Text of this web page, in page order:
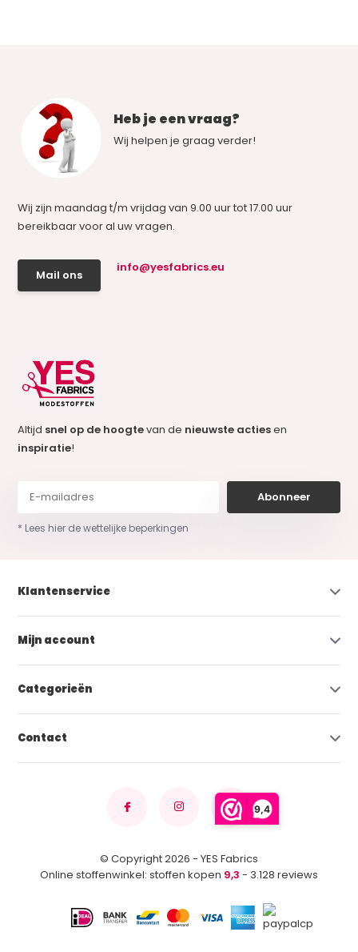
9,4
Heb je een vraag?
Wij helpen je graag verder!
Wij zijn maandag t/m vrijdag van 9.00 uur tot 17.00 uur
bereikbaar voor al uw vragen.
Mail ons
info@yesfabrics.eu
Altijd snel op de hoogtevan de nieuwste actiesen
inspiratie!
Abonneer
* Lees hier de wettelijke beperkingen
Klantenservice
Mijn account
Categorieën
Contact
© Copyright 2026 - YES Fabrics
Online stoffenwinkel: stoffen kopen 9,3 - 3.128 reviews